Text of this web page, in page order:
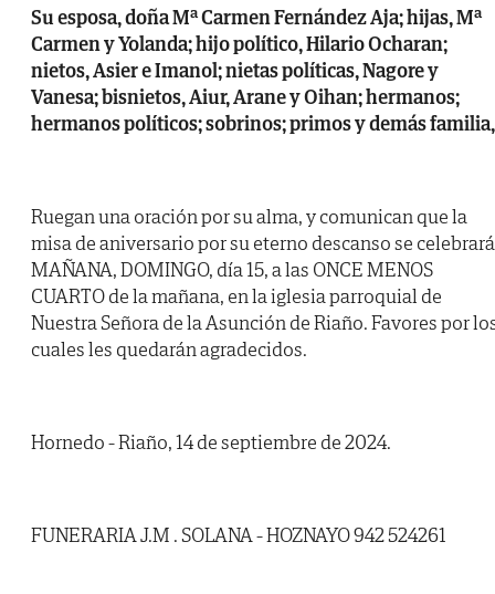
Su esposa, doña Mª Carmen Fernández Aja; hijas, Mª
Carmen y Yolanda; hijo político, Hilario Ocharan;
nietos, Asier e Imanol; nietas políticas, Nagore y
Vanesa; bisnietos, Aiur, Arane y Oihan; hermanos;
hermanos políticos; sobrinos; primos y demás familia,
Ruegan una oración por su alma, y comunican que la
misa de aniversario por su eterno descanso se celebrará
MAÑANA, DOMINGO, día 15, a las ONCE MENOS
CUARTO de la mañana, en la iglesia parroquial de
Nuestra Señora de la Asunción de Riaño. Favores por
cuales les quedarán agradecidos.
Hornedo - Riaño, 14 de septiembre de 2024.
FUNERARIA J.M . SOLANA - HOZNAYO 942 524261